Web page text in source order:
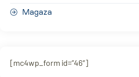
Magaza
[mc4wp_form id=”46″]